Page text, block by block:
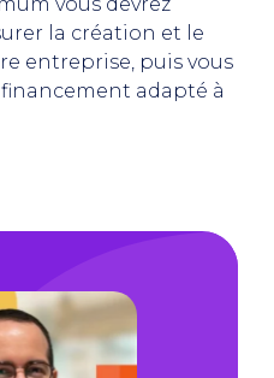
la création et le
entreprise, puis vous
adapté à